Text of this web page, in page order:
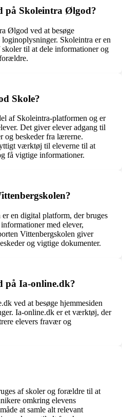
på Skoleintra Ølgod?
Ølgod ved at besøge
Skoleintra er en
til at dele informationer og
Skole?
af Skoleintra-platformen og er
Det giver elever adgang til
og beskeder fra lærerne.
værktøj til eleverne til at
få vigtige informationer.
en digital platform, der bruges
med elever,
Vittenbergskolen giver
og vigtige dokumenter.
på Ia-online.dk?
ved at besøge hjemmesiden
Ia-online.dk er et værktøj, der
elevers fravær og
af skoler og forældre til at
omkring elevens
at samle alt relevant